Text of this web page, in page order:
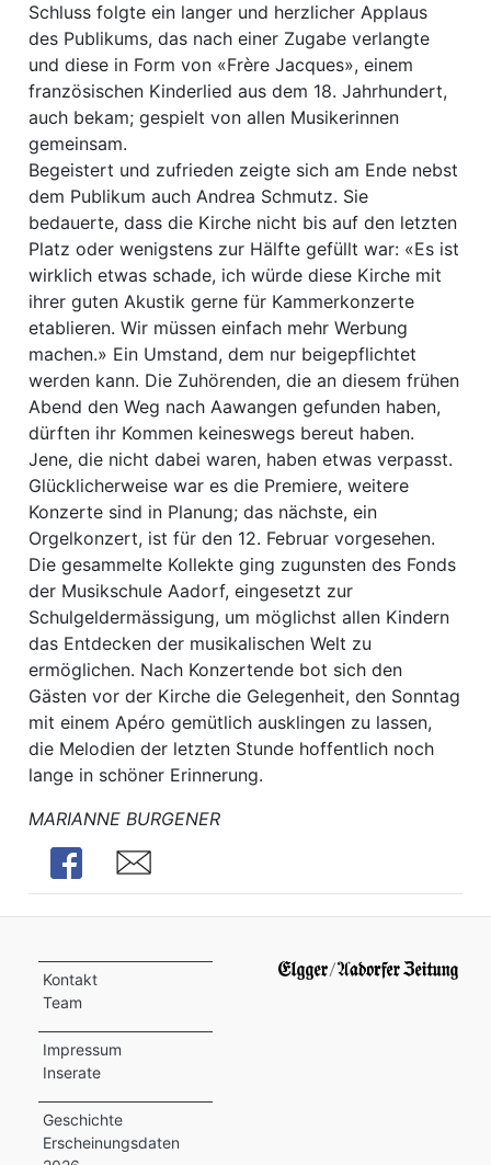
Schluss folgte ein langer und herzlicher Applaus
des Publikums, das nach einer Zugabe verlangte
und diese in Form von «Frère Jacques», einem
französischen Kinderlied aus dem 18. Jahrhundert,
auch bekam; gespielt von allen Musikerinnen
gemeinsam.
Begeistert und zufrieden zeigte sich am Ende nebst
dem Publikum auch Andrea Schmutz. Sie
bedauerte, dass die Kirche nicht bis auf den letzten
Platz oder wenigstens zur Hälfte gefüllt war: «Es ist
wirklich etwas schade, ich würde diese Kirche mit
ihrer guten Akustik gerne für Kammerkonzerte
etablieren. Wir müssen einfach mehr Werbung
machen.» Ein Umstand, dem nur beigepflichtet
werden kann. Die Zuhörenden, die an diesem frühen
Abend den Weg nach Aawangen gefunden haben,
dürften ihr Kommen keineswegs bereut haben.
Jene, die nicht dabei waren, haben etwas verpasst.
Glücklicherweise war es die Premiere, weitere
Konzerte sind in Planung; das nächste, ein
Orgelkonzert, ist für den 12. Februar vorgesehen.
Die gesammelte Kollekte ging zugunsten des Fonds
der Musikschule Aadorf, eingesetzt zur
Schulgeldermässigung, um möglichst allen Kindern
das Entdecken der musikalischen Welt zu
ermöglichen. Nach Konzertende bot sich den
Gästen vor der Kirche die Gelegenheit, den Sonntag
mit einem Apéro gemütlich ausklingen zu lassen,
die Melodien der letzten Stunde hoffentlich noch
lange in schöner Erinnerung.
MARIANNE BURGENER
Share
Share
Kontakt
Team
Impressum
Inserate
Geschichte
Erscheinungsdaten